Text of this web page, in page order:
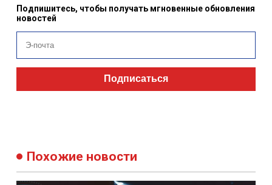
Подпишитесь, чтобы получать мгновенные обновления
новостей
Подписаться
Похожие новости